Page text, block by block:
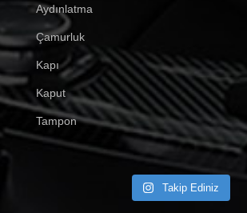
Aydınlatma
Çamurluk
Kapı
Kaput
Tampon
Takip Ediniz